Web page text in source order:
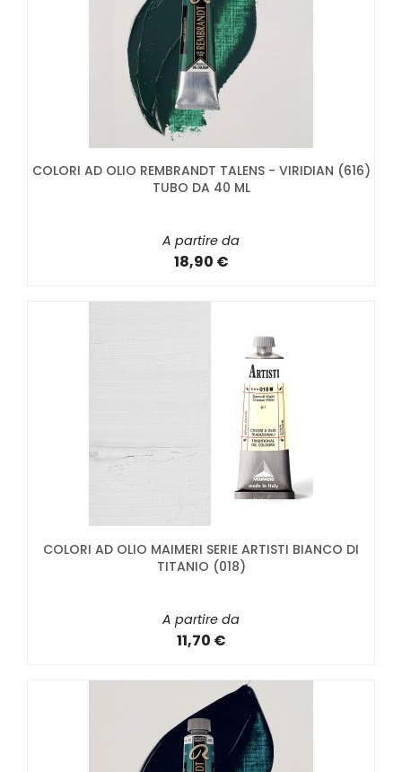
COLORI AD OLIO REMBRANDT TALENS - VIRIDIAN (616)
TUBO DA 40 ML
A partire da
18,90 €
COLORI AD OLIO MAIMERI SERIE ARTISTI BIANCO DI
TITANIO (018)
A partire da
11,70 €